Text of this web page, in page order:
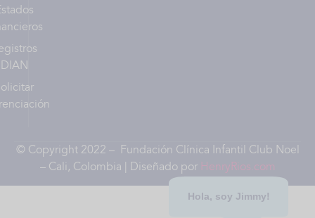
Hola, soy Jimmy!
DIAN
© Copyright 2022 – Fundación Clínica Infantil Club Noel
– Cali, Colombia | Diseñado por HenryRios.com